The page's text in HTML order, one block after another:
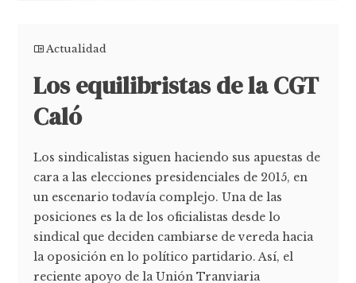
Actualidad
Los equilibristas de la CGT
Caló
Los sindicalistas siguen haciendo sus apuestas de
cara a las elecciones presidenciales de 2015, en
un escenario todavía complejo. Una de las
posiciones es la de los oficialistas desde lo
sindical que deciden cambiarse de vereda hacia
la oposición en lo político partidario. Así, el
reciente apoyo de la Unión Tranviaria